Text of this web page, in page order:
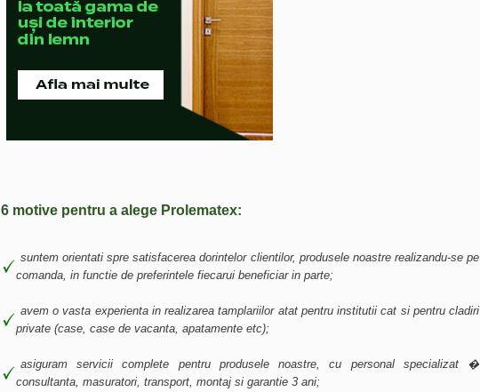
6 motive pentru a alege Prolematex:
suntem orientati spre satisfacerea dorintelor clientilor, produsele noastre realizandu-se pe
comanda, in functie de preferintele fiecarui beneficiar in parte;
avem o vasta experienta in realizarea tamplariilor atat pentru institutii cat si pentru cladiri
private (case, case de vacanta, apatamente etc);
asiguram servicii complete pentru produsele noastre, cu personal specializat �
consultanta, masuratori, transport, montaj si garantie 3 ani;